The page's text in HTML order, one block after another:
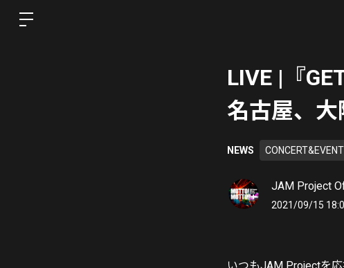
LIVE |『
名古屋、
NEWS CONCERT&EVENT
JAM Project
2021/09/15